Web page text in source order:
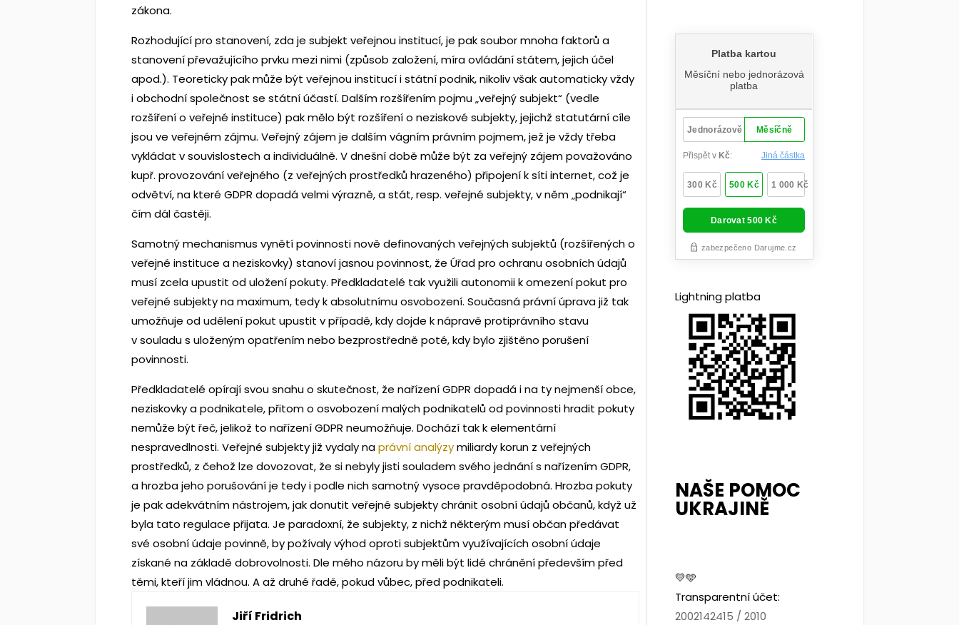
zákona.
Rozhodující pro stanovení, zda je subjekt veřejnou institucí, je pak soubor mnoha faktorů a
stanovení převažujícího prvku mezi nimi (způsob založení, míra ovládání státem, jejich účel
apod.). Teoreticky pak může být veřejnou institucí i státní podnik, nikoliv však automaticky vždy
i obchodní společnost se státní účastí. Dalším rozšířením pojmu „veřejný subjekt“ (vedle
rozšíření o veřejné instituce) pak mělo být rozšíření o neziskové subjekty, jejichž statutární cíle
jsou ve veřejném zájmu. Veřejný zájem je dalším vágním právním pojmem, jež je vždy třeba
vykládat v souvislostech a individuálně. V dnešní době může být za veřejný zájem považováno
kupř. provozování veřejného (z veřejných prostředků hrazeného) připojení k síti internet, což je
odvětví, na které GDPR dopadá velmi výrazně, a stát, resp. veřejné subjekty, v něm „podnikají“
čím dál častěji.
Samotný mechanismus vynětí povinnosti nově definovaných veřejných subjektů (rozšířených o
veřejné instituce a neziskovky) stanoví jasnou povinnost, že Úřad pro ochranu osobních údajů
musí zcela upustit od uložení pokuty. Předkladatelé tak využili autonomii k omezení pokut pro
veřejné subjekty na maximum, tedy k absolutnímu osvobození. Současná právní úprava již tak
umožňuje od udělení pokut upustit v případě, kdy dojde k nápravě protiprávního stavu
v souladu s uloženým opatřením nebo bezprostředně poté, kdy bylo zjištěno porušení
povinnosti.
Předkladatelé opírají svou snahu o skutečnost, že nařízení GDPR dopadá i na ty nejmenší obce,
neziskovky a podnikatele, přitom o osvobození malých podnikatelů od povinnosti hradit pokuty
nemůže být řeč, jelikož to nařízení GDPR neumožňuje. Dochází tak k elementární
nespravedlnosti. Veřejné subjekty již vydaly naprávní analýzymiliardy korun z veřejných
prostředků, z čehož lze dovozovat, že si nebyly jisti souladem svého jednání s nařízením GDPR,
a hrozba jeho porušování je tedy i podle nich samotný vysoce pravděpodobná. Hrozba pokuty
je pak adekvátním nástrojem, jak donutit veřejné subjekty chránit osobní údajů občanů, když už
byla tato regulace přijata. Je paradoxní, že subjekty, z nichž některým musí občan předávat
své osobní údaje povinně, by požívaly výhod oproti subjektům využívajících osobní údaje
získané na základě dobrovolnosti. Dle mého názoru by měli být lidé chránění především před
těmi, kteří jim vládnou. A až druhé řadě, pokud vůbec, před podnikateli.
Jiří Fridrich
Lightning platba
NAŠE POMOC
UKRAJINĚ
💛🩵
Transparentní účet:
2002142415 / 2010